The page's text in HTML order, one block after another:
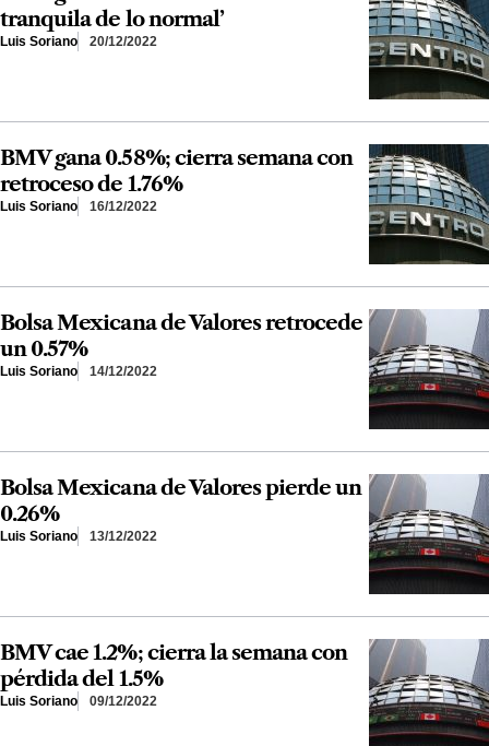
tranquila de lo normal’
Luis Soriano 20/12/2022
BMV gana 0.58%; cierra semana con
retroceso de 1.76%
Luis Soriano 16/12/2022
Bolsa Mexicana de Valores retrocede
un 0.57%
Luis Soriano 14/12/2022
Bolsa Mexicana de Valores pierde un
0.26%
Luis Soriano 13/12/2022
BMV cae 1.2%; cierra la semana con
pérdida del 1.5%
Luis Soriano 09/12/2022